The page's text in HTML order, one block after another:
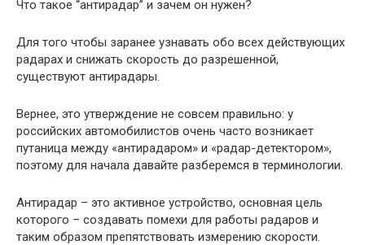
Что такое “антирадар” и зачем он нужен?
Для того чтобы заранее узнавать обо всех действующих
радарах и снижать скорость до разрешенной,
существуют антирадары.
Вернее, это утверждение не совсем правильно: у
российских автомобилистов очень часто возникает
путаница между «антирадаром» и «радар-детектором»,
поэтому для начала давайте разберемся в терминологии.
Антирадар – это активное устройство, основная цель
которого – создавать помехи для работы радаров и
таким образом препятствовать измерению скорости.